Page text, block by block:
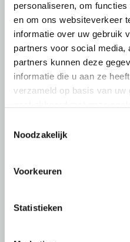
personaliseren, om
en om ons websiteverkeer
informatie over uw gebruik
partners voor social media,
partners kunnen deze
informatie die u aan ze
verzameld op basis van
Noodzakelijk
Voorkeuren
Statistieken
18 DECEMBER 2025
je beloftes waar!